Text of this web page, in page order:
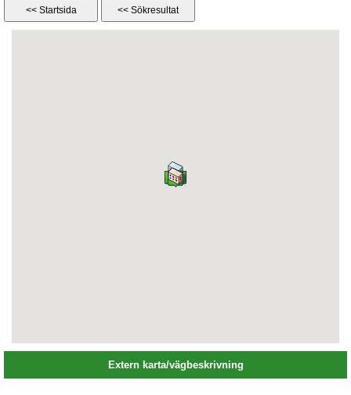
Extern karta/vägbeskrivning